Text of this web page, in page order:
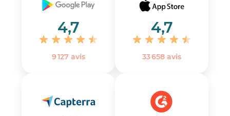
4,7
9 127 avis
4,7
33 658 avis